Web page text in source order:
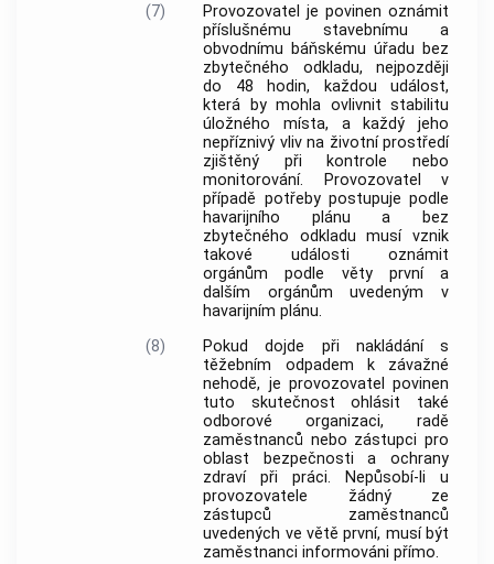
(7)
Provozovatel je povinen oznámit
příslušnému stavebnímu a
obvodnímu báňskému úřadu bez
zbytečného odkladu, nejpozději
do 48 hodin, každou událost,
která by mohla ovlivnit stabilitu
úložného místa, a každý jeho
nepříznivý vliv na životní prostředí
zjištěný při kontrole nebo
monitorování.
Provozovatel
v
případě potřeby postupuje podle
havarijního plánu a bez
zbytečného odkladu musí vznik
takové události oznámit
orgánům podle věty první a
dalším orgánům uvedeným v
havarijním plánu.
(8)
Pokud dojde při nakládání s
těžebním odpadem k závažné
nehodě, je provozovatel
povinen
tuto skutečnost ohlásit také
odborové organizaci, radě
zaměstnanců nebo zástupci pro
oblast bezpečnosti a ochrany
zdraví při práci. Nepůsobí-li u
provozovatele žádný ze
zástupců zaměstnanců
uvedených ve větě první, musí být
zaměstnanci informováni přímo.